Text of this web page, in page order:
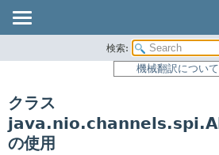
パッケージ
クラス
使用
検索:
機械翻訳について
クラス
の使用